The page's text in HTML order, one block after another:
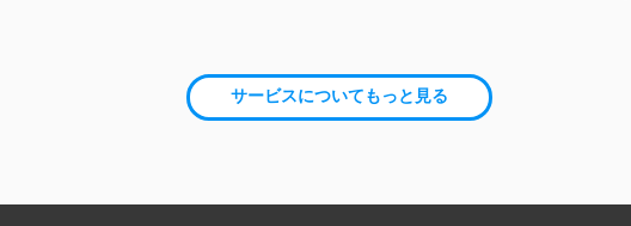
サービスについてもっと見る